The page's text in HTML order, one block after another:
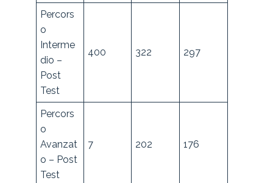
Percors
o
Interme
dio –
Post
Test
400 322 297
Percors
o
Avanzat
o – Post
Test
7 202 176